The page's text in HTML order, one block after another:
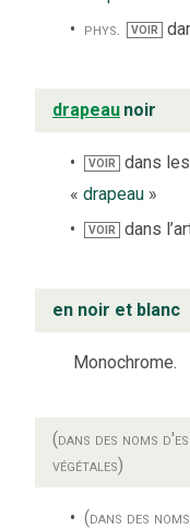
phys.
VOIR
drapeau noir
VOIR
dans
« drapeau »
VOIR dans
en noir et blanc
Monochrome.
(dans des noms
végétales)
(dans des